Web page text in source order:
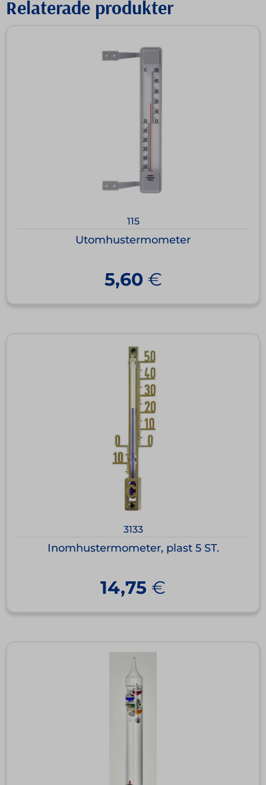
Relaterade produkter
115
Utomhustermometer
5,60 €
3133
Inomhustermometer, plast 5 ST.
14,75 €